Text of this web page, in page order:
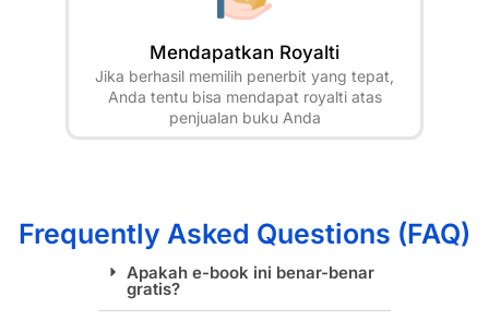
Mendapatkan Royalti
Jika berhasil memilih penerbit yang tepat,
Anda tentu bisa mendapat royalti atas
penjualan buku Anda
Frequently Asked Questions (FAQ)
Apakah e-book ini benar-benar
gratis?